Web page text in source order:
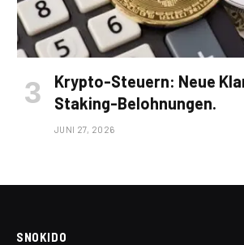
Krypto-Steuern: Neue
Staking-Belohnungen.
JUNI 27, 2026
SNOKIDO